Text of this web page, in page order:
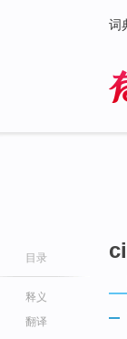
词
目录
释义
翻译